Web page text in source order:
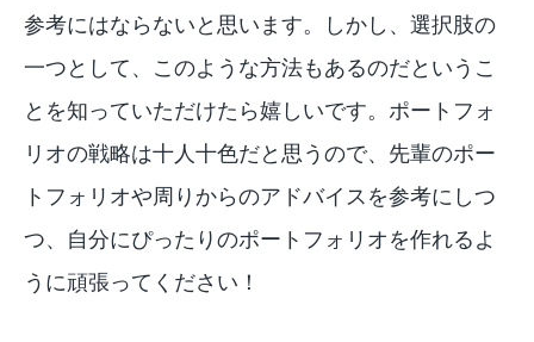
参考にはならないと思います。しかし、選択肢の
一つとして、このような方法もあるのだというこ
とを知っていただけたら嬉しいです。ポートフォ
リオの戦略は十人十色だと思うので、先輩のポー
トフォリオや周りからのアドバイスを参考にしつ
つ、自分にぴったりのポートフォリオを作れるよ
うに頑張ってください！